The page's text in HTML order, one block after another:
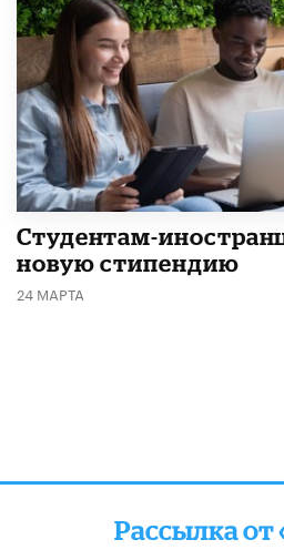
Студентам-
новую стипендию
24 МАРТА
Рассылка от